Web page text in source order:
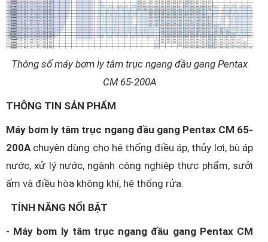
Thông số máy bơm ly tâm trục ngang đầu gang Pentax
CM 65-200A
THÔNG TIN SẢN PHẨM
Máy bơm ly tâm trục ngang đầu gang Pentax CM 65-
200A chuyên dùng cho hệ thống điều áp, thủy lợi, bù áp
nước, xử lý nước, ngành công nghiệp thực phẩm, sưởi
ấm và điều hòa không khí, hệ thống rửa.
TÍNH NĂNG NỔI BẬT
- Máy bơm ly tâm trục ngang đầu gang Pentax CM